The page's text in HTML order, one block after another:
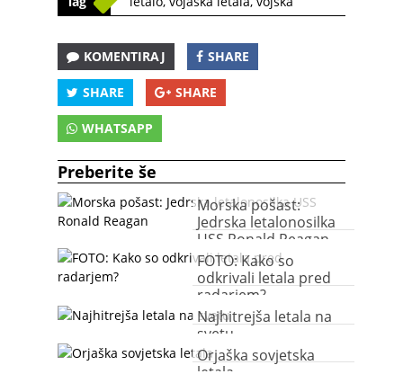
KOMENTIRAJ SHARE
SHARE SHARE
WHATSAPP
Preberite še
Morska pošast:
Jedrska letalonosilka
USS Ronald Reagan
FOTO: Kako so
odkrivali letala pred
radarjem?
Najhitrejša letala na
svetu
Orjaška sovjetska
letala